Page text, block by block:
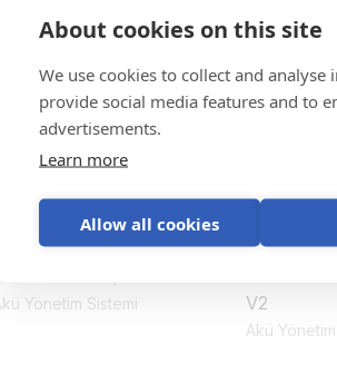
About cookies on this site
We use cookies to collect and
provide social media features and to
advertisements.
Learn more
Allow all cookies
BMS 12/200
Yönetim Sistemi
V2
Akü